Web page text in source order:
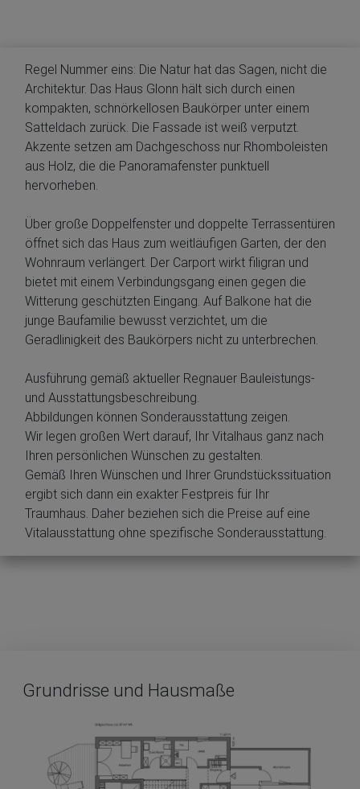
Regel Nummer eins: Die Natur hat das Sagen, nicht die
Architektur. Das Haus Glonn hält sich durch einen
kompakten, schnörkellosen Baukörper unter einem
Satteldach zurück. Die Fassade ist weiß verputzt.
Akzente setzen am Dachgeschoss nur Rhomboleisten
aus Holz, die die Panoramafenster punktuell
hervorheben.
Über große Doppelfenster und doppelte Terrassentüren
öffnet sich das Haus zum weitläufigen Garten, der den
Wohnraum verlängert. Der Carport wirkt filigran und
bietet mit einem Verbindungsgang einen gegen die
Witterung geschützten Eingang. Auf Balkone hat die
junge Baufamilie bewusst verzichtet, um die
Geradlinigkeit des Baukörpers nicht zu unterbrechen.
Ausführung gemäß aktueller Regnauer Bauleistungs-
und Ausstattungsbeschreibung.
Abbildungen können Sonderausstattung zeigen.
Wir legen großen Wert darauf, Ihr Vitalhaus ganz nach
Ihren persönlichen Wünschen zu gestalten.
Gemäß Ihren Wünschen und Ihrer Grundstückssituation
ergibt sich dann ein exakter Festpreis für Ihr
Traumhaus. Daher beziehen sich die Preise auf eine
Vitalausstattung ohne spezifische Sonderausstattung.
Grundrisse und Hausmaße